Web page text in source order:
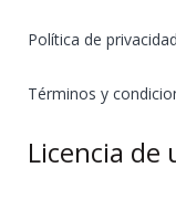
Política de privacidad
Términos y
Licencia de